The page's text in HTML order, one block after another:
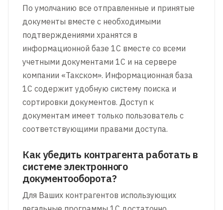
По умолчанию все отправленные и принятые
документы вместе с необходимыми
подтверждениями хранятся в
информационной базе 1С вместе со всеми
учетными документами 1С и на сервере
компании «Такском». Информационная база
1С содержит удобную систему поиска и
сортировки документов. Доступ к
документам имеет только пользователь с
соответствующими правами доступа.
Как убедить контрагента работать в
системе электронного
документооборота?
Для Ваших контрагентов использующих